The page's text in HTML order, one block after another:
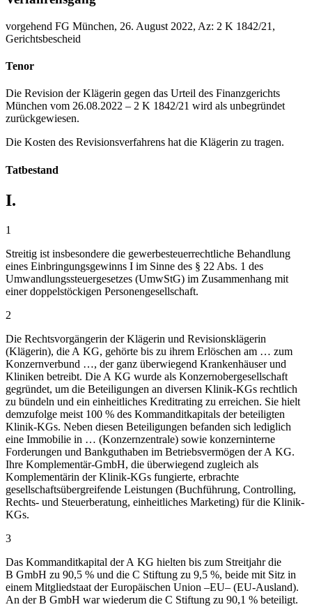
vorgehend FG München, 26. August 2022, Az: 2 K 1842/21,
Gerichtsbescheid
Tenor
Die Revision der Klägerin gegen das Urteil des Finanzgerichts
München vom 26.08.2022 – 2 K 1842/21 wird als unbegründet
zurückgewiesen.
Die Kosten des Revisionsverfahrens hat die Klägerin zu tragen.
Tatbestand
I.
1
Streitig ist insbesondere die gewerbesteuerrechtliche Behandlung
eines Einbringungsgewinns I im Sinne des § 22 Abs. 1 des
Umwandlungssteuergesetzes (UmwStG) im Zusammenhang mit
einer doppelstöckigen Personengesellschaft.
2
Die Rechtsvorgängerin der Klägerin und Revisionsklägerin
(Klägerin), die A KG, gehörte bis zu ihrem Erlöschen am … zum
Konzernverbund …, der ganz überwiegend Krankenhäuser und
Kliniken betreibt. Die A KG wurde als Konzernobergesellschaft
gegründet, um die Beteiligungen an diversen Klinik-KGs rechtlich
zu bündeln und ein einheitliches Kreditrating zu erreichen. Sie hielt
demzufolge meist 100 % des Kommanditkapitals der beteiligten
Klinik-KGs. Neben diesen Beteiligungen befanden sich lediglich
eine Immobilie in … (Konzernzentrale) sowie konzerninterne
Forderungen und Bankguthaben im Betriebsvermögen der A KG.
Ihre Komplementär-GmbH, die überwiegend zugleich als
Komplementärin der Klinik-KGs fungierte, erbrachte
gesellschaftsübergreifende Leistungen (Buchführung, Controlling,
Rechts- und Steuerberatung, einheitliches Marketing) für die Klinik-
KGs.
3
Das Kommanditkapital der A KG hielten bis zum Streitjahr die
B GmbH zu 90,5 % und die C Stiftung zu 9,5 %, beide mit Sitz in
einem Mitgliedstaat der Europäischen Union –EU– (EU-Ausland).
An der B GmbH war wiederum die C Stiftung zu 90,1 % beteiligt.